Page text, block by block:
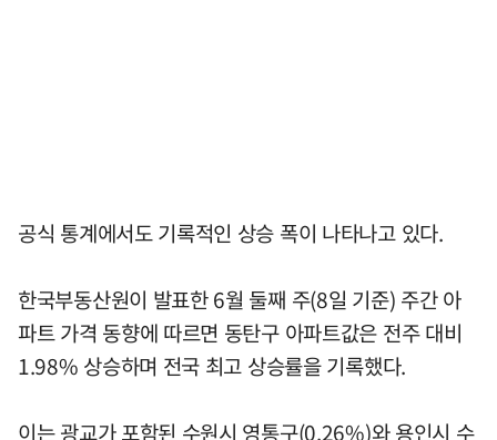
공식 통계에서도 기록적인 상승 폭이 나타나고 있다.
한국부동산원이 발표한 6월 둘째 주(8일 기준) 주간 아
파트 가격 동향에 따르면 동탄구 아파트값은 전주 대비
1.98% 상승하며 전국 최고 상승률을 기록했다.
이는 광교가 포함된 수원시 영통구(0.26%)와 용인시 수